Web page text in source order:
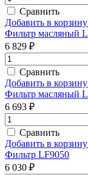
Сравнить
Добавить в корзину
Фильтр масляный
6 829 ₽
Сравнить
Добавить в корзину
Фильтр масляный
6 693 ₽
Сравнить
Добавить в корзину
Фильтр LF9050
6 030 ₽